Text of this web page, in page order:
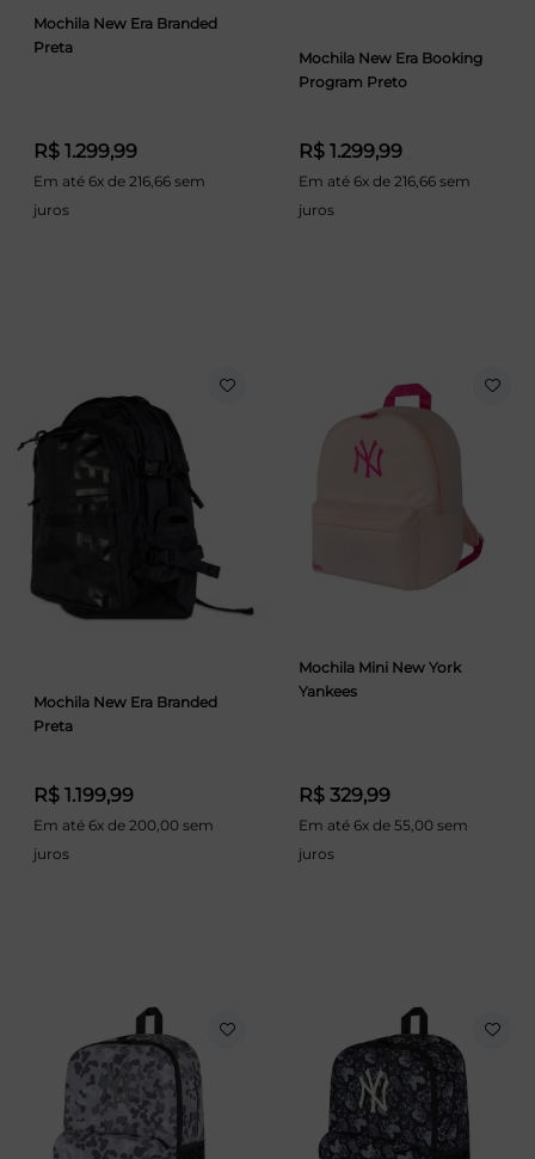
Mochila New Era Branded
Preta
R$ 1.299,99
Em até 6x de 216,66 sem
juros
Mochila New Era Booking
Program Preto
R$ 1.299,99
Em até 6x de 216,66 sem
juros
Mochila New Era Branded
Preta
R$ 1.199,99
Em até 6x de 200,00 sem
juros
Mochila Mini New York
Yankees
R$ 329,99
Em até 6x de 55,00 sem
juros